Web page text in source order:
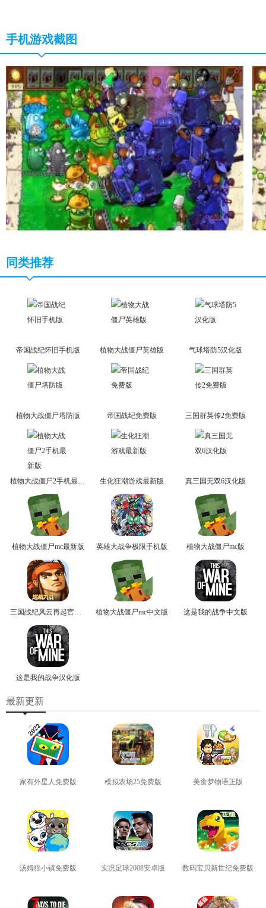
手机游戏截图
同类推荐
帝国战纪怀旧手机版 植物大战僵尸英雄版 气球塔防5汉化版
植物大战僵尸塔防版 帝国战纪免费版 三国群英传2免费版
植物大战僵尸2手机最新版 生化狂潮游戏最新版 真三国无双6汉化版
植物大战僵尸mc最新版 英雄大战争极限手机版 植物大战僵尸mc版
三国战纪风云再起官方版 植物大战僵尸mc中文版 这是我的战争中文版
这是我的战争汉化版
最新更新
家有外星人免费版 模拟农场25免费版 美食梦物语正版
汤姆猫小镇免费版 实况足球2008安卓版 数码宝贝新世纪免费版